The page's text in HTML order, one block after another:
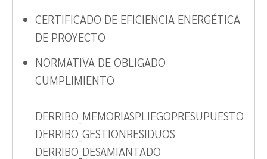
CERTIFICADO DE EFICIENCIA ENERGÉTICA
DE PROYECTO
NORMATIVA DE OBLIGADO
CUMPLIMIENTO
DERRIBO_MEMORIASPLIEGOPRESUPUESTO
DERRIBO_GESTIONRESIDUOS
DERRIBO_DESAMIANTADO